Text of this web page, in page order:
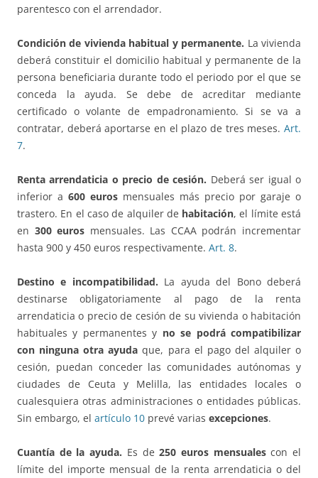
parentesco con el arrendador.
Condición de vivienda habitual y permanente. La vivienda
deberá constituir el domicilio habitual y permanente de la
persona beneficiaria durante todo el periodo por el que se
conceda la ayuda. Se debe de acreditar mediante
certificado o volante de empadronamiento. Si se va a
contratar, deberá aportarse en el plazo de tres meses. Art.
7.
Renta arrendaticia o precio de cesión. Deberá ser igual o
inferior a 600 euros mensuales más precio por garaje o
trastero. En el caso de alquiler de habitación, el límite está
en 300 euros mensuales. Las CCAA podrán incrementar
hasta 900 y 450 euros respectivamente. Art. 8.
Destino e incompatibilidad. La ayuda del Bono deberá
destinarse obligatoriamente al pago de la renta
arrendaticia o precio de cesión de su vivienda o habitación
habituales y permanentes y no se podrá compatibilizar
con ninguna otra ayuda que, para el pago del alquiler o
cesión, puedan conceder las comunidades autónomas y
ciudades de Ceuta y Melilla, las entidades locales o
cualesquiera otras administraciones o entidades públicas.
Sin embargo, el artículo 10 prevé varias excepciones.
Cuantía de la ayuda. Es de250 euros mensualescon el
límite del importe mensual de la renta arrendaticia o del